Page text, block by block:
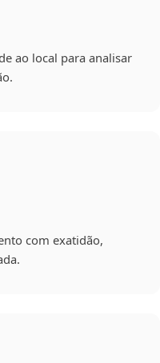
ao local para analisar
com exatidão,